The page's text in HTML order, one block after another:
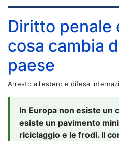
Diritto penale
cosa cambia
paese
Arresto all'estero e difesa
In Europa non esiste un
esiste un pavimento
riciclaggio e le frodi. Il